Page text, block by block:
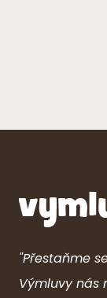
"Přestaňme
Výmluvy nás